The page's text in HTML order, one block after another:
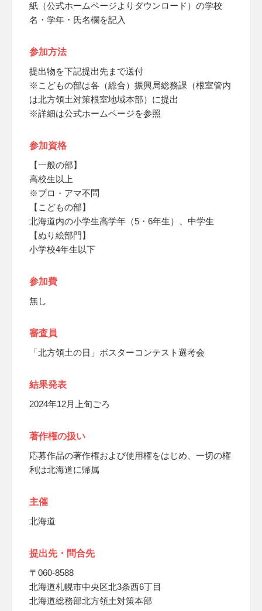
紙（公式ホームページよりダウンロード）の学校
名・学年・氏名欄を記入
参加方法
提出物を下記提出先まで送付
※こどもの部は各（総合）振興局総務課（根室管内
は北方領土対策根室地域本部）に提出
※詳細は公式ホームページを参照
参加資格
【一般の部】
高校生以上
※プロ・アマ不問
【こどもの部】
北海道内の小学生高学年（5・6年生）、中学生
【ぬり絵部門】
小学校4年生以下
参加費
無し
審査員
「北方領土の日」ポスターコンテスト選考会
結果発表
2024年12月上旬ごろ
著作権の扱い
応募作品の著作権および使用権をはじめ、一切の権
利は北海道に帰属
主催
北海道
提出先・問合先
〒060-8588
北海道札幌市中央区北3条西6丁目
北海道総務部北方領土対策本部